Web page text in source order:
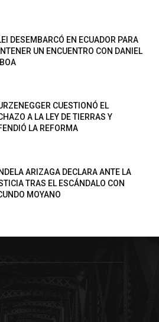
DESEMBARCÓ EN ECUADOR PARA
UN ENCUENTRO CON DANIEL
CUESTIONÓ EL
A LA LEY DE TIERRAS Y
LA REFORMA
ARIZAGA DECLARA ANTE LA
TRAS EL ESCÁNDALO CON
MOYANO